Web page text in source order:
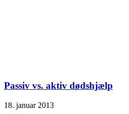
Passiv vs. aktiv dødshjælp
18. januar 2013